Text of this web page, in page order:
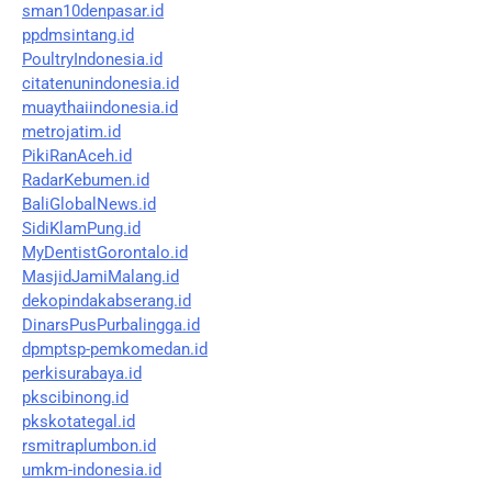
sman10denpasar.id
ppdmsintang.id
PoultryIndonesia.id
citatenunindonesia.id
muaythaiindonesia.id
metrojatim.id
PikiRanAceh.id
RadarKebumen.id
BaliGlobalNews.id
SidiKlamPung.id
MyDentistGorontalo.id
MasjidJamiMalang.id
dekopindakabserang.id
DinarsPusPurbalingga.id
dpmptsp-pemkomedan.id
perkisurabaya.id
pkscibinong.id
pkskotategal.id
rsmitraplumbon.id
umkm-indonesia.id